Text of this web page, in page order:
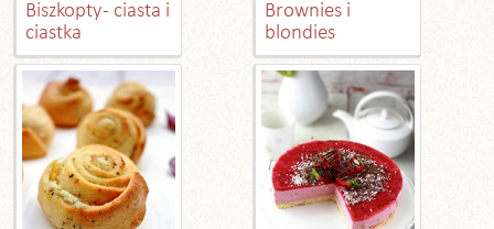
Biszkopty - ciasta i
ciastka
Brownies i
blondies